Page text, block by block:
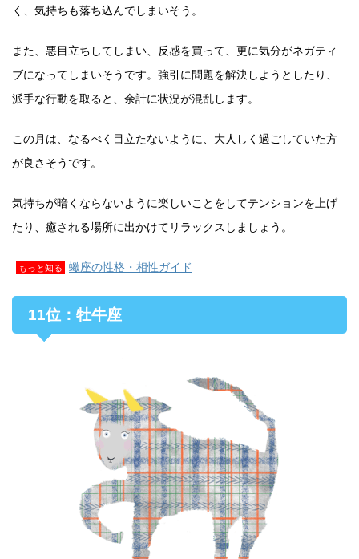
く、気持ちも落ち込んでしまいそう。
また、悪目立ちしてしまい、反感を買って、更に気分がネガティ
ブになってしまいそうです。強引に問題を解決しようとしたり、
派手な行動を取ると、余計に状況が混乱します。
この月は、なるべく目立たないように、大人しく過ごしていた方
が良さそうです。
気持ちが暗くならないように楽しいことをしてテンションを上げ
たり、癒される場所に出かけてリラックスしましょう。
もっと知る 蠍座の性格・相性ガイド
11位：牡牛座